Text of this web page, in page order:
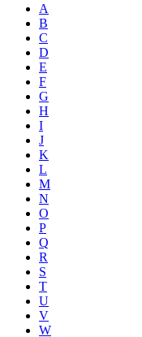
A
B
C
D
E
F
G
H
I
J
K
L
M
N
O
P
Q
R
S
T
U
V
W